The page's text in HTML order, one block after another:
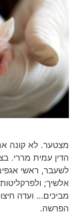
מצטער. לא קונה
הדין עמית מררי.
לשעבר, ראשי
אלשיך;
מביכים… ועדה
הפרשה.